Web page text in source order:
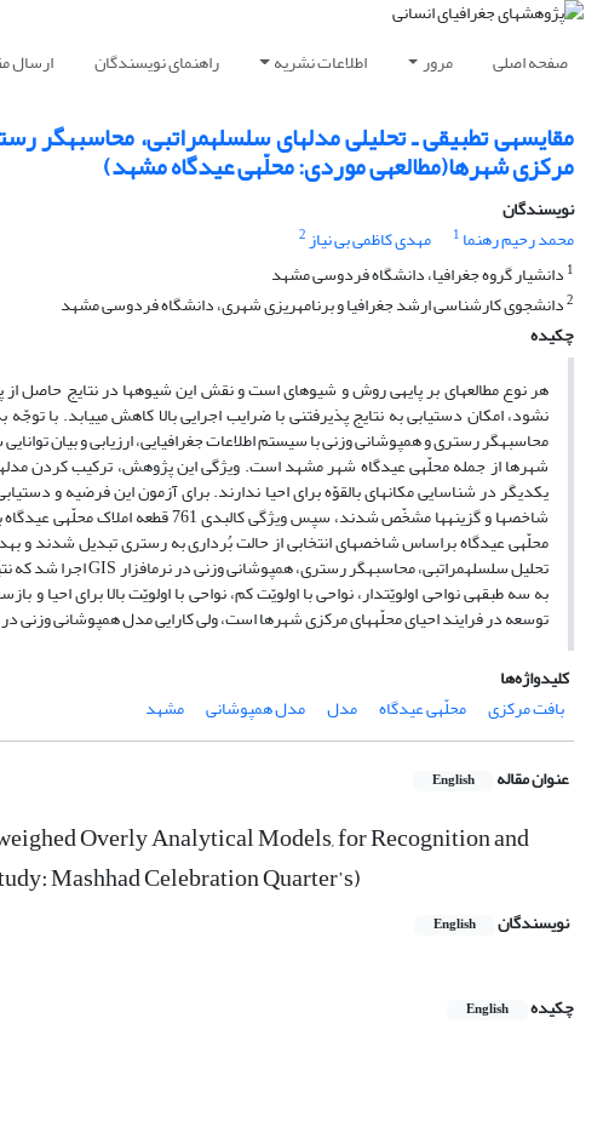
صفحه اصلی مرور اطلاعات نشریه راهنمای نویسندگان ارسال
مرکزی شهرها(مطالعه‎ی موردی: محلّه‎ی عیدگاه مشهد)
نویسندگان
محمد رحیم رهنما 1 مهدی کاظمی بی نیاز2
1 دانشیار گروه جغرافیا، دانشگاه فردوسی مشهد
2دانشجوی کارشناسی ارشد جغرافیا و برنامه‎ریزی شهری، دانشگاه فردوسی مشهد
چکیده
توسعه در فرایند احیای محلّه‎های مرکزی شهرها است، ولی کارایی مدل هم‎پوشانی وزنی در مقایسه با سایر مدل‎ها بهتر و فرضیه پژوهش رد شد.
کلیدواژه‌ها
بافت مرکزی
محلّه‎ی عیدگاه مدل مدل هم‎پوشانی مشهد
عنوان مقاله English
Overly Analytical Models, for Recognition and
Mashhad Celebration Quarter’s)
نویسندگان English
چکیده English